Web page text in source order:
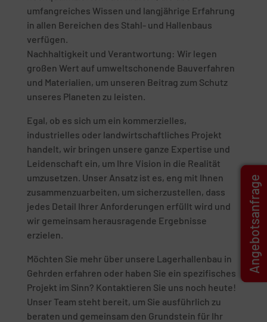
umfangreiches Wissen und langjährige Erfahrung
in allen Bereichen des Stahl- und Hallenbaus
verfügen.
Nachhaltigkeit und Verantwortung: Wir legen
großen Wert auf umweltschonende Bauverfahren
und Materialien, um unseren Beitrag zum Schutz
unseres Planeten zu leisten.
Egal, ob es sich um ein kommerzielles,
industrielles oder landwirtschaftliches Projekt
handelt, wir bringen unsere ganze Expertise und
Leidenschaft ein, um Ihre Vision in die Realität
umzusetzen. Unser Ansatz ist es, eng mit Ihnen
zusammenzuarbeiten, um sicherzustellen, dass
jedes Detail Ihrer Anforderungen erfüllt wird und
wir gemeinsam herausragende Ergebnisse
erzielen.
Möchten Sie mehr über unsere Lagerhallenbau in
Gehrden erfahren oder haben Sie ein spezifisches
Projekt im Sinn? Kontaktieren Sie uns noch heute!
Unser Team steht bereit, um Sie ausführlich zu
beraten und gemeinsam den Grundstein für Ihr
Angebotsanfrage